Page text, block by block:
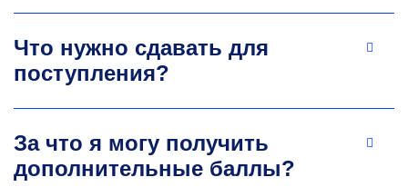
Что нужно сдавать для
поступления?
За что я могу получить
дополнительные баллы?